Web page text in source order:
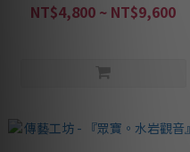
NT$4,800 ~ NT$9,600